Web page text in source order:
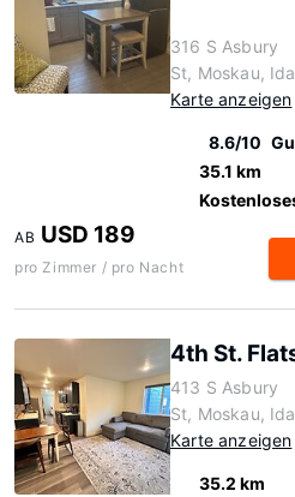
316 S Asbury
St, Moskau,
Karte anzeigen
8.6/10
35.1 km
AB USD 189
pro Zimmer / pro Nacht
4th St.
413 S Asbury
St, Moskau,
Karte anzeigen
35.2 km